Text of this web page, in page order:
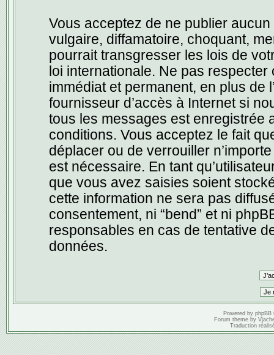
Vous acceptez de ne publier
vulgaire, diffamatoire, choquant,
pourrait transgresser les lois de
loi internationale. Ne pas
immédiat et permanent, en plus de
fournisseur d’accès à Internet si
tous les messages est enregistrée
conditions. Vous acceptez le fait
déplacer ou de verrouiller
est nécessaire. En tant
que vous avez saisies soient
cette information ne sera pas
consentement, ni “bend” et ni
responsables en cas de tentative
données.
Powered by phpBB
Forum theme by
Traduction